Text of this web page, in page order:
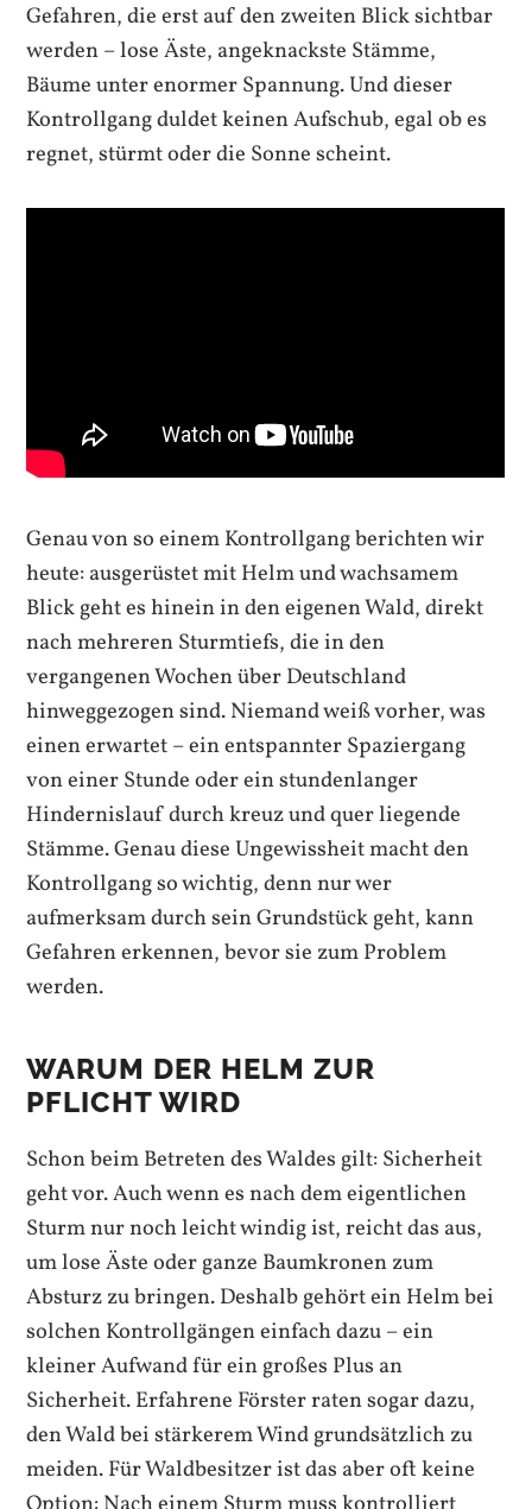
Gefahren, die erst auf den zweiten Blick sichtbar
werden – lose Äste, angeknackste Stämme,
Bäume unter enormer Spannung. Und dieser
Kontrollgang duldet keinen Aufschub, egal ob es
regnet, stürmt oder die Sonne scheint.
Genau von so einem Kontrollgang berichten wir
heute: ausgerüstet mit Helm und wachsamem
Blick geht es hinein in den eigenen Wald, direkt
nach mehreren Sturmtiefs, die in den
vergangenen Wochen über Deutschland
hinweggezogen sind. Niemand weiß vorher, was
einen erwartet – ein entspannter Spaziergang
von einer Stunde oder ein stundenlanger
Hindernislauf durch kreuz und quer liegende
Stämme. Genau diese Ungewissheit macht den
Kontrollgang so wichtig, denn nur wer
aufmerksam durch sein Grundstück geht, kann
Gefahren erkennen, bevor sie zum Problem
werden.
WARUM DER HELM ZUR
PFLICHT WIRD
Schon beim Betreten des Waldes gilt: Sicherheit
geht vor. Auch wenn es nach dem eigentlichen
Sturm nur noch leicht windig ist, reicht das aus,
um lose Äste oder ganze Baumkronen zum
Absturz zu bringen. Deshalb gehört ein Helm bei
solchen Kontrollgängen einfach dazu – ein
kleiner Aufwand für ein großes Plus an
Sicherheit. Erfahrene Förster raten sogar dazu,
den Wald bei stärkerem Wind grundsätzlich zu
meiden. Für Waldbesitzer ist das aber oft keine